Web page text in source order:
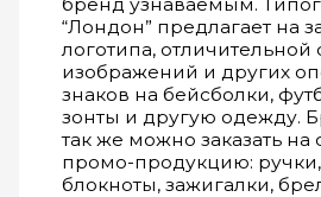
“Лондон” предлагает на
логотипа,
изображений и других
знаков на бейсболки,
зонты и другую одежду.
так же можно заказать
промо-продукцию:
блокноты, зажигалки,